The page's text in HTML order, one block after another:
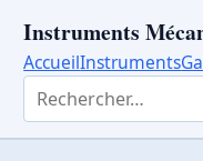
Instruments
AccueilInstruments
Rechercher dans les